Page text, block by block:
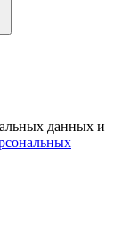
данных и